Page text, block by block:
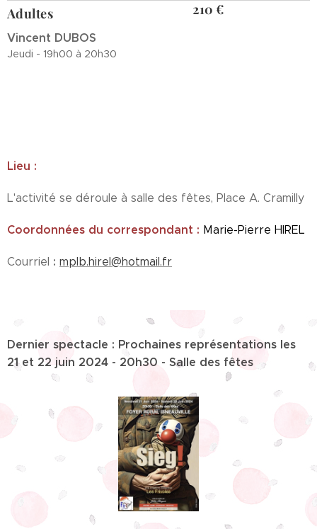
Adultes
Vincent DUBOS
Jeudi - 19h00 à 20h30
210 €
Lieu :
L'activité se déroule à salle des fêtes, Place A. Cramilly
Coordonnées du correspondant : Marie-Pierre HIREL
Courriel : mplb.hirel@hotmail.fr
Dernier spectacle : Prochaines représentations les
21 et 22 juin 2024 - 20h30 - Salle des fêtes